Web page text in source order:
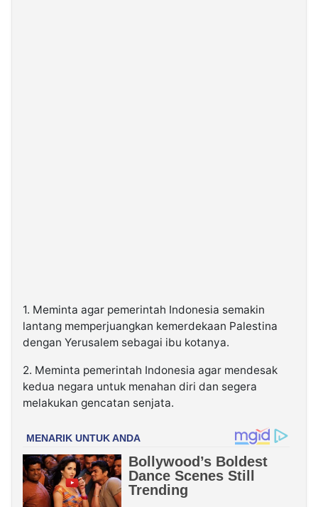
1. Meminta agar pemerintah Indonesia semakin
lantang memperjuangkan kemerdekaan Palestina
dengan Yerusalem sebagai ibu kotanya.
2. Meminta pemerintah Indonesia agar mendesak
kedua negara untuk menahan diri dan segera
melakukan gencatan senjata.